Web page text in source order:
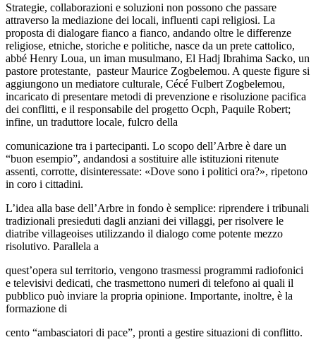
Strategie, collaborazioni e soluzioni non possono che passare
attraverso la mediazione dei locali, influenti capi religiosi. La
proposta di dialogare fianco a fianco, andando oltre le differenze
religiose, etniche, storiche e politiche, nasce da un prete cattolico,
abbé Henry Loua, un iman musulmano, El Hadj Ibrahima Sacko, un
pastore protestante, pasteur Maurice Zogbelemou. A queste figure si
aggiungono un mediatore culturale, Cécé Fulbert Zogbelemou,
incaricato di presentare metodi di prevenzione e risoluzione pacifica
dei conflitti, e il responsabile del progetto Ocph, Paquile Robert;
infine, un traduttore locale, fulcro della
comunicazione tra i partecipanti. Lo scopo dell’Arbre è dare un
“buon esempio”, andandosi a sostituire alle istituzioni ritenute
assenti, corrotte, disinteressate: «Dove sono i politici ora?», ripetono
in coro i cittadini.
L’idea alla base dell’Arbre in fondo è semplice: riprendere i tribunali
tradizionali presieduti dagli anziani dei villaggi, per risolvere le
diatribe villageoises utilizzando il dialogo come potente mezzo
risolutivo. Parallela a
quest’opera sul territorio, vengono trasmessi programmi radiofonici
e televisivi dedicati, che trasmettono numeri di telefono ai quali il
pubblico può inviare la propria opinione. Importante, inoltre, è la
formazione di
cento “ambasciatori di pace”, pronti a gestire situazioni di conflitto.